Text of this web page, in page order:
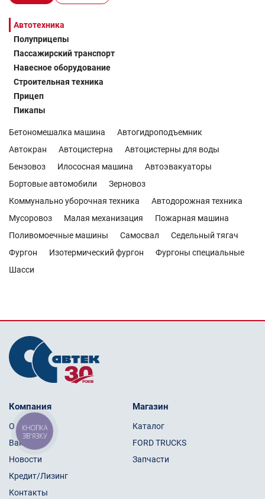
Автотехника
Полуприцепы
Пассажирский транспорт
Навесное оборудование
Строительная техника
Прицеп
Пикапы
Бетономешалка машина
Автогидроподъемник
Автокран
Автоцистерна
Автоцистерны для воды
Бензовоз
Илососная машина
Автоэвакуаторы
Бортовые автомобили
Зерновоз
Коммунально уборочная техника
Автодорожная техника
Мусоровоз
Малая механизация
Пожарная машина
Поливомоечные машины
Самосвал
Седельный тягач
Фургон
Изотермический фургон
Фургоны специальные
Шасси
Компания
О нас
Вакансии
Новости
Кредит/Лизинг
Контакты
Магазин
Каталог
FORD TRUCKS
Запчасти
КНОПКА
ЗВ'ЯЗКУ